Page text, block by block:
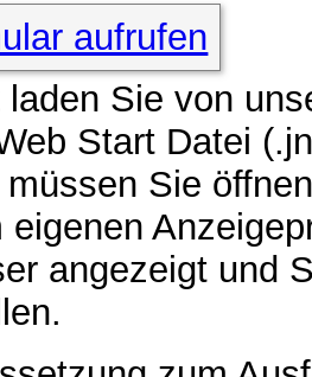
aufrufen
laden Sie von
Start Datei
müssen Sie
eigenen
angezeigt und